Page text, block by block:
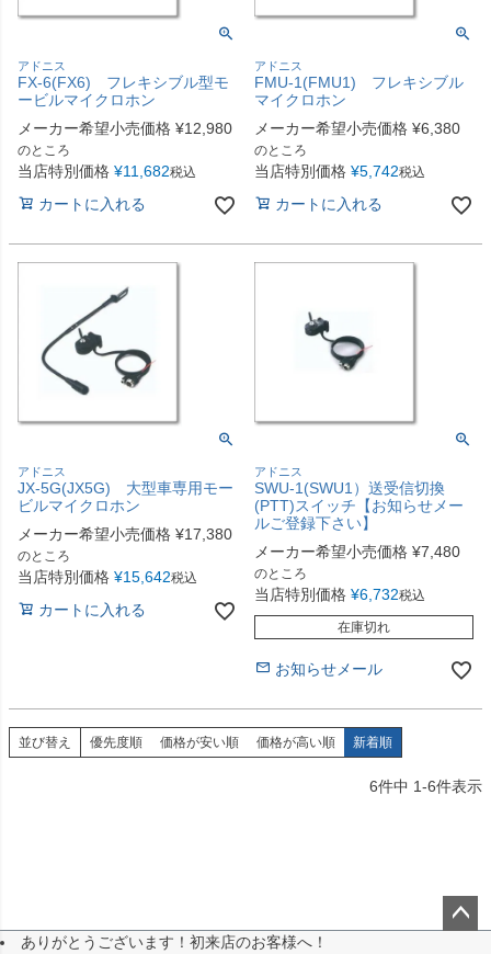
アドニス
FX-6(FX6) フレキシブル型モ
ービルマイクロホン
メーカー希望小売価格 ¥12,980
のところ
当店特別価格 ¥11,682税込
カートに入れる
アドニス
FMU-1(FMU1) フレキシブル
マイクロホン
メーカー希望小売価格 ¥6,380
のところ
当店特別価格 ¥5,742税込
カートに入れる
アドニス
JX-5G(JX5G) 大型車専用モー
ビルマイクロホン
メーカー希望小売価格 ¥17,380
のところ
当店特別価格 ¥15,642税込
カートに入れる
アドニス
SWU-1(SWU1）送受信切換
(PTT)スイッチ【お知らせメー
ルご登録下さい】
メーカー希望小売価格 ¥7,480
のところ
当店特別価格 ¥6,732税込
在庫切れ
お知らせメール
並び替え 優先度順 価格が安い順 価格が高い順 新着順
6件中 1-6件表示
ありがとうございます！初来店のお客様へ！